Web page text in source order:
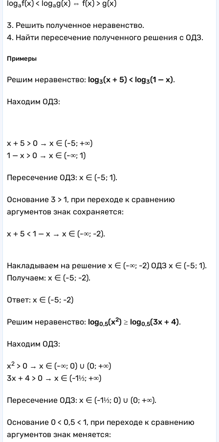
logaf(x) < logag(x) ⇔ f(x) > g(x)
3. Решить полученное неравенство.
4. Найти пересечение полученного решения с ОДЗ.
Примеры
Решим неравенство: log3(x + 5) < log3(1 — x).
Находим ОДЗ:
x + 5 > 0 → x ∈ (-5; +∞)
1 — x > 0 → x ∈ (-∞; 1)
Пересечение ОДЗ: x ∈ (-5; 1).
Основание 3 > 1, при переходе к сравнению
аргументов знак сохраняется:
x + 5 < 1 — x → x ∈ (-∞; -2).
Накладываем на решение x ∈ (-∞; -2) ОДЗ x ∈ (-5; 1).
Получаем: x ∈ (-5; -2).
Ответ: x ∈ (-5; -2)
Решим неравенство: log0,5(x2) ≥ log0,5(3x + 4).
Находим ОДЗ:
x2 > 0 → x ∈ (-∞; 0) ∪ (0; +∞)
3x + 4 > 0 → x ∈ (-1⅓; +∞)
Пересечение ОДЗ: x ∈ (-1⅓; 0) ∪ (0; +∞).
Основание 0 < 0,5 < 1, при переходе к сравнению
аргументов знак меняется: